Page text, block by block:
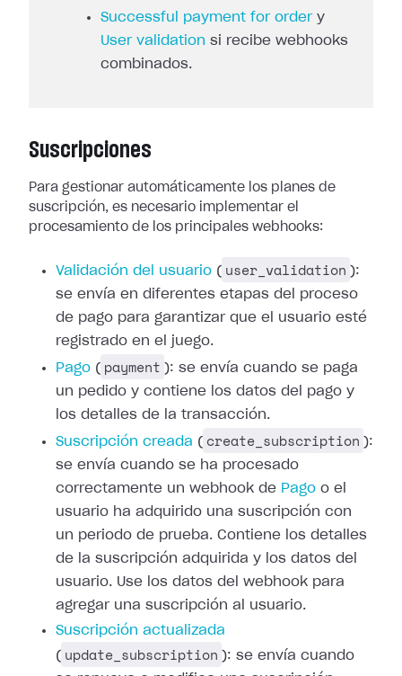
Successful payment for ordery
User validation si recibe webhooks
combinados.
Suscripciones
Para gestionar automáticamente los planes de
suscripción, es necesario
implementar el
procesamiento de los principales webhooks:
Validación del usuario ( user_validation ):
se envía en diferentes etapas del proceso
de pago para garantizar que el usuario esté
registrado en el juego.
Pago ( payment ): se envía cuando se paga
un pedido y contiene los datos del pago y
los detalles de la transacción.
Suscripción creada ( create_subscription ):
se envía cuando se ha procesado
correctamente un webhook de Pago o el
usuario ha adquirido una suscripción con
un periodo de prueba. Contiene los detalles
de la suscripción adquirida y los datos del
usuario. Use los datos del webhook para
agregar una suscripción al usuario.
Suscripción actualizada
( update_subscription ): se envía cuando